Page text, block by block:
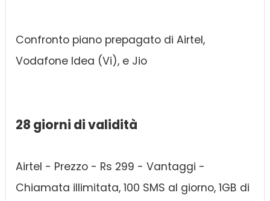
Confronto piano prepagato di Airtel,
Vodafone Idea (Vi), e Jio
28 giorni di validità
Airtel - Prezzo - Rs 299 - Vantaggi -
Chiamata illimitata, 100 SMS al giorno, 1GB di